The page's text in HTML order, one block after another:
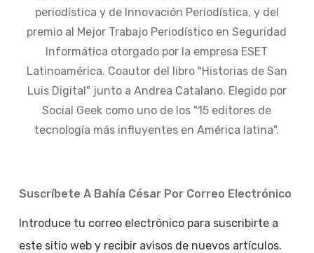
periodística y de Innovación Periodística, y del
premio al Mejor Trabajo Periodístico en Seguridad
Informática otorgado por la empresa ESET
Latinoamérica. Coautor del libro "Historias de San
Luis Digital" junto a Andrea Catalano. Elegido por
Social Geek como uno de los "15 editores de
tecnología más influyentes en América latina".
Suscríbete A Bahía César Por Correo Electrónico
Introduce tu correo electrónico para suscribirte a
este sitio web y recibir avisos de nuevos artículos.